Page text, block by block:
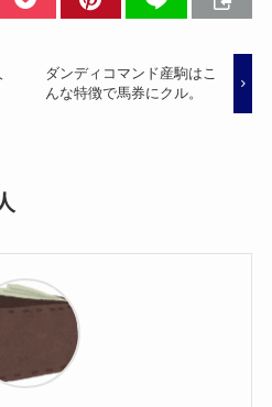
ダンディコマンド産駒はこ
んな特徴で馬券にクル。